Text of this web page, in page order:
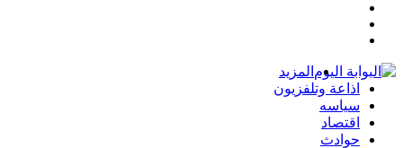
المزيد
اذاعة وتلفزيون
سياسه
اقتصاد
حوادث